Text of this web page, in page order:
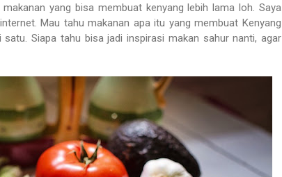
yang bisa membuat kenyang lebih lama loh. Saya
Mau tahu makanan apa itu yang membuat Kenyang
Siapa tahu bisa jadi inspirasi makan sahur nanti, agar